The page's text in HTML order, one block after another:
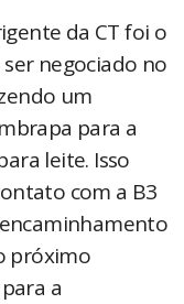
da CT foi o
negociado no
um
para a
leite. Isso
com a B3
próximo
a